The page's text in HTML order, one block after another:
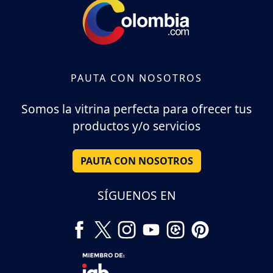
PAUTA CON NOSOTROS
Somos la vitrina perfecta para ofrecer tus
productos y/o servicios
PAUTA CON NOSOTROS
SÍGUENOS EN